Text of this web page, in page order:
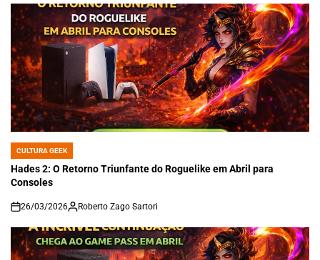
POSTED
IN
CULTURA GEEK
Hades 2: O Retorno Triunfante do Roguelike em Abril para
Consoles
on
26/03/2026 Roberto Zago Sartori